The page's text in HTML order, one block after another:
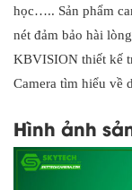
học….. Sản phẩm
nét đảm bảo hài
KBVISION thiết kế
Camera tìm hiểu về
Hình ảnh